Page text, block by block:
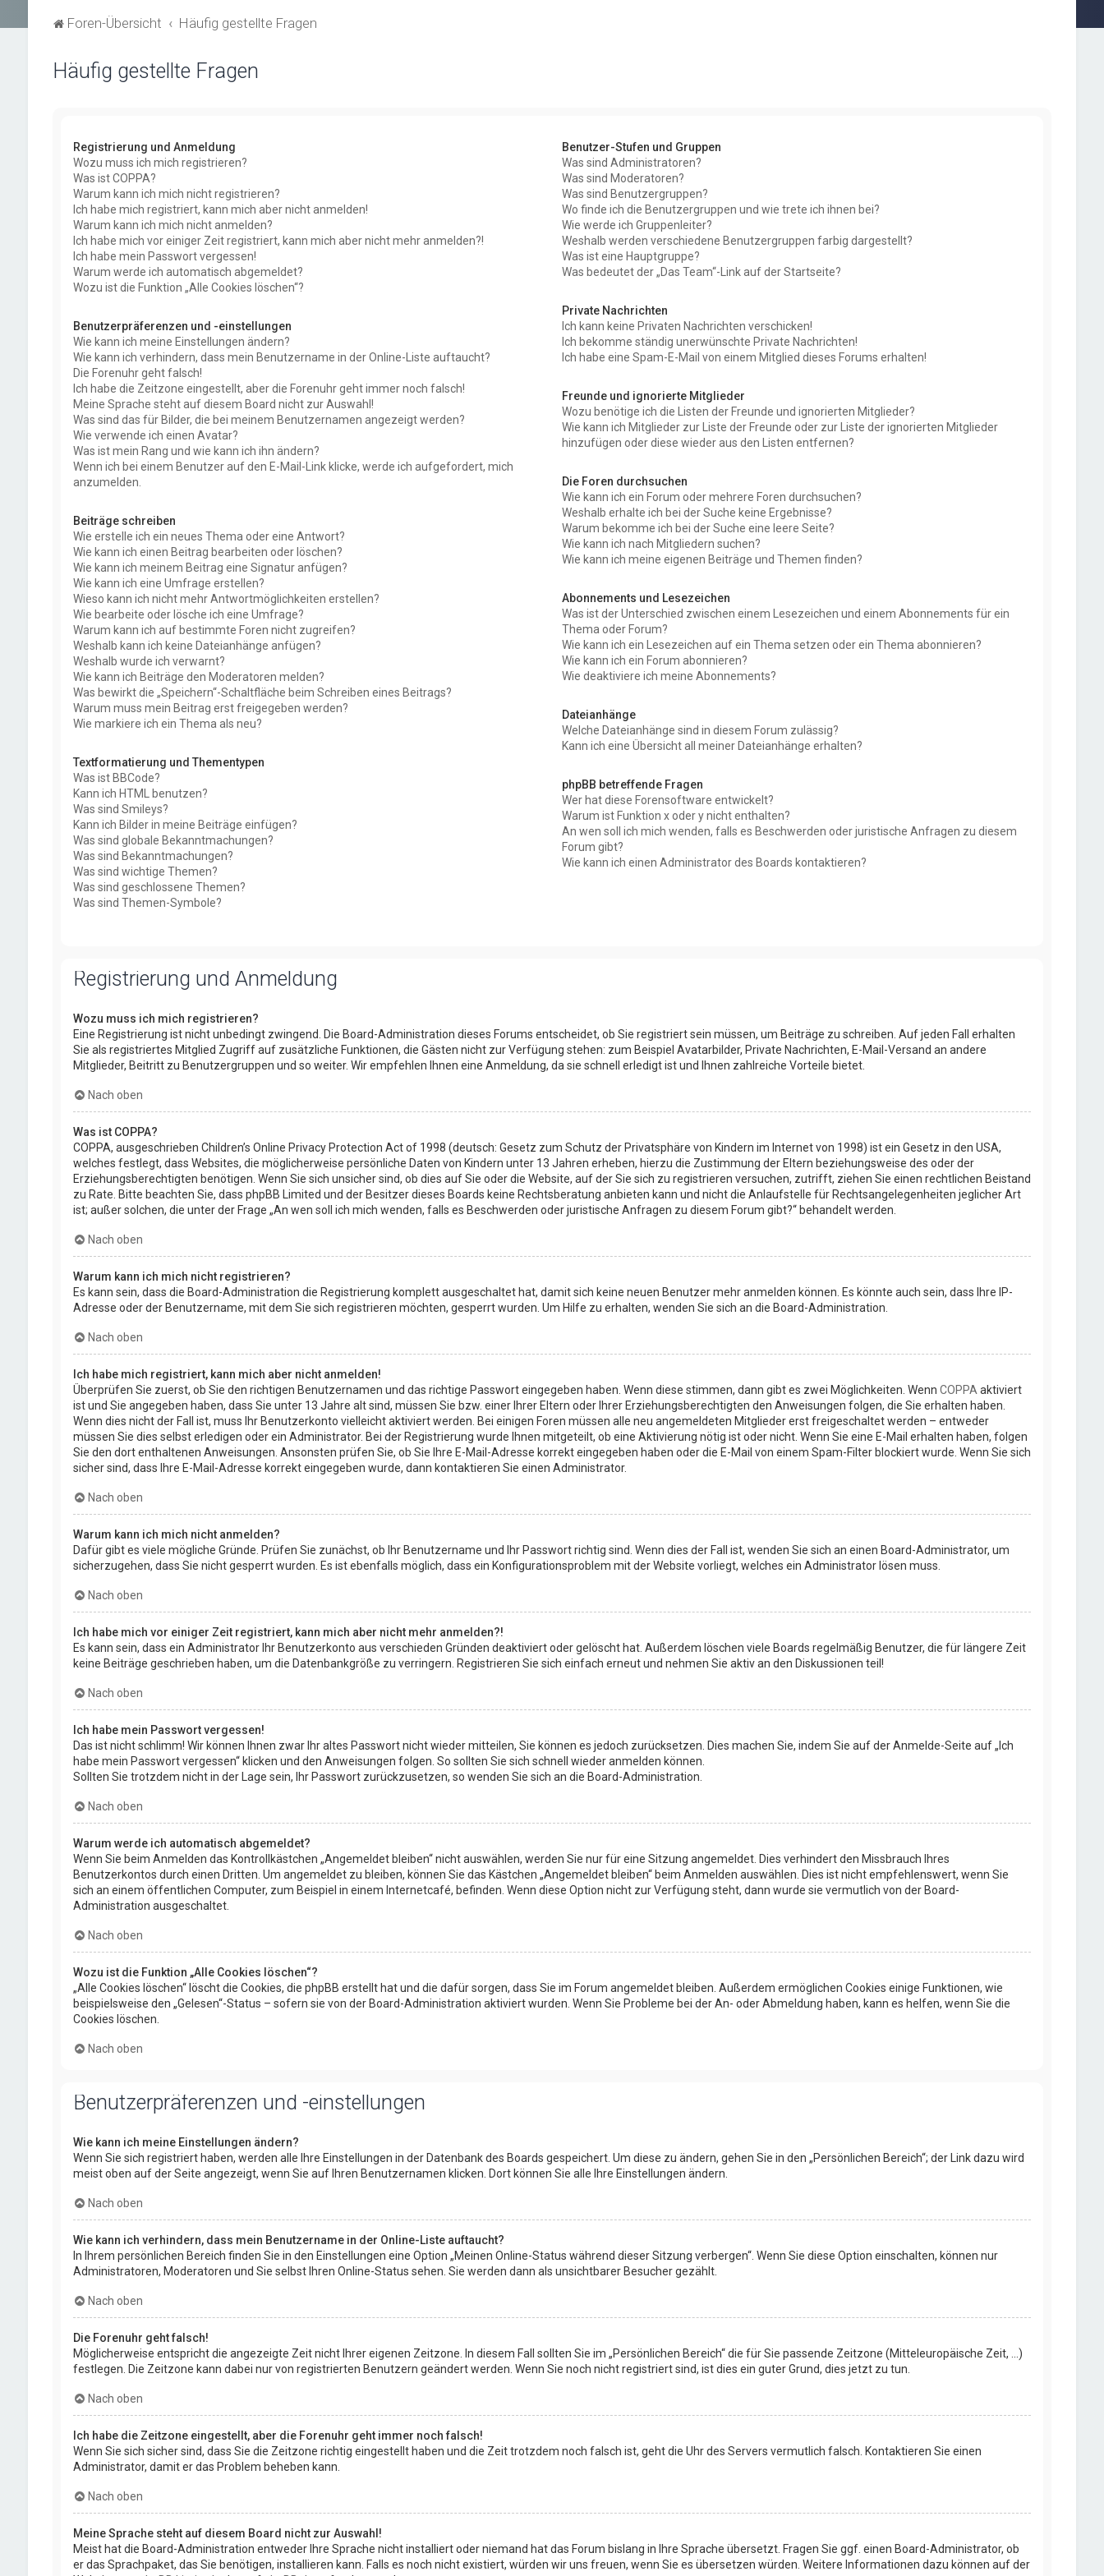
Foren-Übersicht Häufig gestellte Fragen
Häufig gestellte Fragen
Registrierung und Anmeldung
Wozu muss ich mich registrieren?
Was ist COPPA?
Warum kann ich mich nicht registrieren?
Ich habe mich registriert, kann mich aber nicht anmelden!
Warum kann ich mich nicht anmelden?
Ich habe mich vor einiger Zeit registriert, kann mich aber nicht mehr anmelden?!
Ich habe mein Passwort vergessen!
Warum werde ich automatisch abgemeldet?
Wozu ist die Funktion „Alle Cookies löschen“?
Benutzerpräferenzen und -einstellungen
Wie kann ich meine Einstellungen ändern?
Wie kann ich verhindern, dass mein Benutzername in der Online-Liste auftaucht?
Die Forenuhr geht falsch!
Ich habe die Zeitzone eingestellt, aber die Forenuhr geht immer noch falsch!
Meine Sprache steht auf diesem Board nicht zur Auswahl!
Was sind das für Bilder, die bei meinem Benutzernamen angezeigt werden?
Wie verwende ich einen Avatar?
Was ist mein Rang und wie kann ich ihn ändern?
Wenn ich bei einem Benutzer auf den E-Mail-Link klicke, werde ich aufgefordert, mich
anzumelden.
Beiträge schreiben
Wie erstelle ich ein neues Thema oder eine Antwort?
Wie kann ich einen Beitrag bearbeiten oder löschen?
Wie kann ich meinem Beitrag eine Signatur anfügen?
Wie kann ich eine Umfrage erstellen?
Wieso kann ich nicht mehr Antwortmöglichkeiten erstellen?
Wie bearbeite oder lösche ich eine Umfrage?
Warum kann ich auf bestimmte Foren nicht zugreifen?
Weshalb kann ich keine Dateianhänge anfügen?
Weshalb wurde ich verwarnt?
Wie kann ich Beiträge den Moderatoren melden?
Was bewirkt die „Speichern“-Schaltfläche beim Schreiben eines Beitrags?
Warum muss mein Beitrag erst freigegeben werden?
Wie markiere ich ein Thema als neu?
Textformatierung und Thementypen
Was ist BBCode?
Kann ich HTML benutzen?
Was sind Smileys?
Kann ich Bilder in meine Beiträge einfügen?
Was sind globale Bekanntmachungen?
Was sind Bekanntmachungen?
Was sind wichtige Themen?
Was sind geschlossene Themen?
Was sind Themen-Symbole?
Benutzer-Stufen und Gruppen
Was sind Administratoren?
Was sind Moderatoren?
Was sind Benutzergruppen?
Wo finde ich die Benutzergruppen und wie trete ich ihnen bei?
Wie werde ich Gruppenleiter?
Weshalb werden verschiedene Benutzergruppen farbig dargestellt?
Was ist eine Hauptgruppe?
Was bedeutet der „Das Team“-Link auf der Startseite?
Private Nachrichten
Ich kann keine Privaten Nachrichten verschicken!
Ich bekomme ständig unerwünschte Private Nachrichten!
Ich habe eine Spam-E-Mail von einem Mitglied dieses Forums erhalten!
Freunde und ignorierte Mitglieder
Wozu benötige ich die Listen der Freunde und ignorierten Mitglieder?
Wie kann ich Mitglieder zur Liste der Freunde oder zur Liste der ignorierten Mitglieder
hinzufügen oder diese wieder aus den Listen entfernen?
Die Foren durchsuchen
Wie kann ich ein Forum oder mehrere Foren durchsuchen?
Weshalb erhalte ich bei der Suche keine Ergebnisse?
Warum bekomme ich bei der Suche eine leere Seite?
Wie kann ich nach Mitgliedern suchen?
Wie kann ich meine eigenen Beiträge und Themen finden?
Abonnements und Lesezeichen
Was ist der Unterschied zwischen einem Lesezeichen und einem Abonnements für ein
Thema oder Forum?
Wie kann ich ein Lesezeichen auf ein Thema setzen oder ein Thema abonnieren?
Wie kann ich ein Forum abonnieren?
Wie deaktiviere ich meine Abonnements?
Dateianhänge
Welche Dateianhänge sind in diesem Forum zulässig?
Kann ich eine Übersicht all meiner Dateianhänge erhalten?
phpBB betreffende Fragen
Wer hat diese Forensoftware entwickelt?
Warum ist Funktion x oder y nicht enthalten?
An wen soll ich mich wenden, falls es Beschwerden oder juristische Anfragen zu diesem
Forum gibt?
Wie kann ich einen Administrator des Boards kontaktieren?
Registrierung und Anmeldung
Wozu muss ich mich registrieren?
Eine Registrierung ist nicht unbedingt zwingend. Die Board-Administration dieses Forums entscheidet, ob Sie registriert sein müssen, um Beiträge zu schreiben. Auf jeden Fall erhalten
Sie als registriertes Mitglied Zugriff auf zusätzliche Funktionen, die Gästen nicht zur Verfügung stehen: zum Beispiel Avatarbilder, Private Nachrichten, E-Mail-Versand an andere
Mitglieder, Beitritt zu Benutzergruppen und so weiter. Wir empfehlen Ihnen eine Anmeldung, da sie schnell erledigt ist und Ihnen zahlreiche Vorteile bietet.
Nach oben
Was ist COPPA?
COPPA, ausgeschrieben Children’s Online Privacy Protection Act of 1998 (deutsch: Gesetz zum Schutz der Privatsphäre von Kindern im Internet von 1998) ist ein Gesetz in den USA,
welches festlegt, dass Websites, die möglicherweise persönliche Daten von Kindern unter 13 Jahren erheben, hierzu die Zustimmung der Eltern beziehungsweise des oder der
Erziehungsberechtigten benötigen. Wenn Sie sich unsicher sind, ob dies auf Sie oder die Website, auf der Sie sich zu registrieren versuchen, zutrifft, ziehen Sie einen rechtlichen Beistand
zu Rate. Bitte beachten Sie, dass phpBB Limited und der Besitzer dieses Boards keine Rechtsberatung anbieten kann und nicht die Anlaufstelle für Rechtsangelegenheiten jeglicher Art
ist; außer solchen, die unter der Frage „An wen soll ich mich wenden, falls es Beschwerden oder juristische Anfragen zu diesem Forum gibt?“ behandelt werden.
Nach oben
Warum kann ich mich nicht registrieren?
Es kann sein, dass die Board-Administration die Registrierung komplett ausgeschaltet hat, damit sich keine neuen Benutzer mehr anmelden können. Es könnte auch sein, dass Ihre IP-
Adresse oder der Benutzername, mit dem Sie sich registrieren möchten, gesperrt wurden. Um Hilfe zu erhalten, wenden Sie sich an die Board-Administration.
Nach oben
Ich habe mich registriert, kann mich aber nicht anmelden!
Überprüfen Sie zuerst, ob Sie den richtigen Benutzernamen und das richtige Passwort eingegeben haben. Wenn diese stimmen, dann gibt es zwei Möglichkeiten. Wenn COPPA aktiviert
ist und Sie angegeben haben, dass Sie unter 13 Jahre alt sind, müssen Sie bzw. einer Ihrer Eltern oder Ihrer Erziehungsberechtigten den Anweisungen folgen, die Sie erhalten haben.
Wenn dies nicht der Fall ist, muss Ihr Benutzerkonto vielleicht aktiviert werden. Bei einigen Foren müssen alle neu angemeldeten Mitglieder erst freigeschaltet werden – entweder
müssen Sie dies selbst erledigen oder ein Administrator. Bei der Registrierung wurde Ihnen mitgeteilt, ob eine Aktivierung nötig ist oder nicht. Wenn Sie eine E-Mail erhalten haben, folgen
Sie den dort enthaltenen Anweisungen. Ansonsten prüfen Sie, ob Sie Ihre E-Mail-Adresse korrekt eingegeben haben oder die E-Mail von einem Spam-Filter blockiert wurde. Wenn Sie sich
sicher sind, dass Ihre E-Mail-Adresse korrekt eingegeben wurde, dann kontaktieren Sie einen Administrator.
Nach oben
Warum kann ich mich nicht anmelden?
Dafür gibt es viele mögliche Gründe. Prüfen Sie zunächst, ob Ihr Benutzername und Ihr Passwort richtig sind. Wenn dies der Fall ist, wenden Sie sich an einen Board-Administrator, um
sicherzugehen, dass Sie nicht gesperrt wurden. Es ist ebenfalls möglich, dass ein Konfigurationsproblem mit der Website vorliegt, welches ein Administrator lösen muss.
Nach oben
Ich habe mich vor einiger Zeit registriert, kann mich aber nicht mehr anmelden?!
Es kann sein, dass ein Administrator Ihr Benutzerkonto aus verschieden Gründen deaktiviert oder gelöscht hat. Außerdem löschen viele Boards regelmäßig Benutzer, die für längere Zeit
keine Beiträge geschrieben haben, um die Datenbankgröße zu verringern. Registrieren Sie sich einfach erneut und nehmen Sie aktiv an den Diskussionen teil!
Nach oben
Ich habe mein Passwort vergessen!
Das ist nicht schlimm! Wir können Ihnen zwar Ihr altes Passwort nicht wieder mitteilen, Sie können es jedoch zurücksetzen. Dies machen Sie, indem Sie auf der Anmelde-Seite auf „Ich
habe mein Passwort vergessen“ klicken und den Anweisungen folgen. So sollten Sie sich schnell wieder anmelden können.
Sollten Sie trotzdem nicht in der Lage sein, Ihr Passwort zurückzusetzen, so wenden Sie sich an die Board-Administration.
Nach oben
Warum werde ich automatisch abgemeldet?
Wenn Sie beim Anmelden das Kontrollkästchen „Angemeldet bleiben“ nicht auswählen, werden Sie nur für eine Sitzung angemeldet. Dies verhindert den Missbrauch Ihres
Benutzerkontos durch einen Dritten. Um angemeldet zu bleiben, können Sie das Kästchen „Angemeldet bleiben“ beim Anmelden auswählen. Dies ist nicht empfehlenswert, wenn Sie
sich an einem öffentlichen Computer, zum Beispiel in einem Internetcafé, befinden. Wenn diese Option nicht zur Verfügung steht, dann wurde sie vermutlich von der Board-
Administration ausgeschaltet.
Nach oben
Wozu ist die Funktion „Alle Cookies löschen“?
„Alle Cookies löschen“ löscht die Cookies, die phpBB erstellt hat und die dafür sorgen, dass Sie im Forum angemeldet bleiben. Außerdem ermöglichen Cookies einige Funktionen, wie
beispielsweise den „Gelesen“-Status – sofern sie von der Board-Administration aktiviert wurden. Wenn Sie Probleme bei der An- oder Abmeldung haben, kann es helfen, wenn Sie die
Cookies löschen.
Nach oben
Benutzerpräferenzen und -einstellungen
Wie kann ich meine Einstellungen ändern?
Wenn Sie sich registriert haben, werden alle Ihre Einstellungen in der Datenbank des Boards gespeichert. Um diese zu ändern, gehen Sie in den „Persönlichen Bereich“; der Link dazu wird
meist oben auf der Seite angezeigt, wenn Sie auf Ihren Benutzernamen klicken. Dort können Sie alle Ihre Einstellungen ändern.
Nach oben
Wie kann ich verhindern, dass mein Benutzername in der Online-Liste auftaucht?
In Ihrem persönlichen Bereich finden Sie in den Einstellungen eine Option „Meinen Online-Status während dieser Sitzung verbergen“. Wenn Sie diese Option einschalten, können nur
Administratoren, Moderatoren und Sie selbst Ihren Online-Status sehen. Sie werden dann als unsichtbarer Besucher gezählt.
Nach oben
Die Forenuhr geht falsch!
Möglicherweise entspricht die angezeigte Zeit nicht Ihrer eigenen Zeitzone. In diesem Fall sollten Sie im „Persönlichen Bereich“ die für Sie passende Zeitzone (Mitteleuropäische Zeit, ...)
festlegen. Die Zeitzone kann dabei nur von registrierten Benutzern geändert werden. Wenn Sie noch nicht registriert sind, ist dies ein guter Grund, dies jetzt zu tun.
Nach oben
Ich habe die Zeitzone eingestellt, aber die Forenuhr geht immer noch falsch!
Wenn Sie sich sicher sind, dass Sie die Zeitzone richtig eingestellt haben und die Zeit trotzdem noch falsch ist, geht die Uhr des Servers vermutlich falsch. Kontaktieren Sie einen
Administrator, damit er das Problem beheben kann.
Nach oben
Meine Sprache steht auf diesem Board nicht zur Auswahl!
Meist hat die Board-Administration entweder Ihre Sprache nicht installiert oder niemand hat das Forum bislang in Ihre Sprache übersetzt. Fragen Sie ggf. einen Board-Administrator, ob
er das Sprachpaket, das Sie benötigen, installieren kann. Falls es noch nicht existiert, würden wir uns freuen, wenn Sie es übersetzen würden. Weitere Informationen dazu können auf der